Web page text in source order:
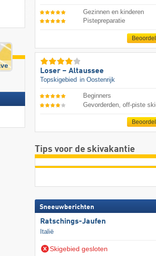
Gezinnen en kinderen
Pistepreparatie
Loser – Altaussee
Topskigebied in Oostenrijk
Beginners
Gevorderden, off-piste
Tips voor de skivakantie
Sneeuwberichten
Ratschings-Jaufen
Italië
Skigebied gesloten